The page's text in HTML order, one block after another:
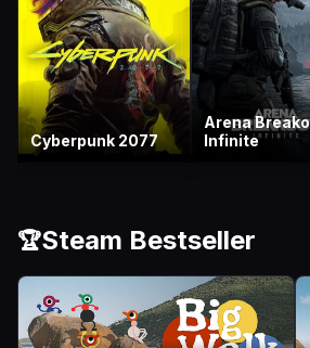
Cyberpunk 2077
Arena
Infinite
🏆Steam Bestseller